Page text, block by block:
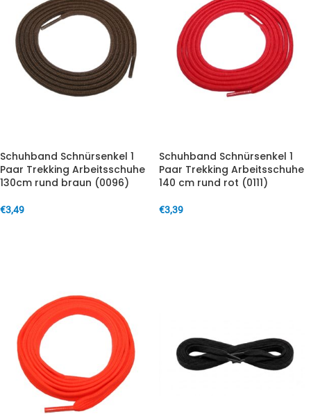
Schuhband Schnürsenkel 1
Paar Trekking Arbeitsschuhe
130cm rund braun (0096)
€3,49
Schuhband Schnürsenkel 1
Paar Trekking Arbeitsschuhe
140 cm rund rot (0111)
€3,39